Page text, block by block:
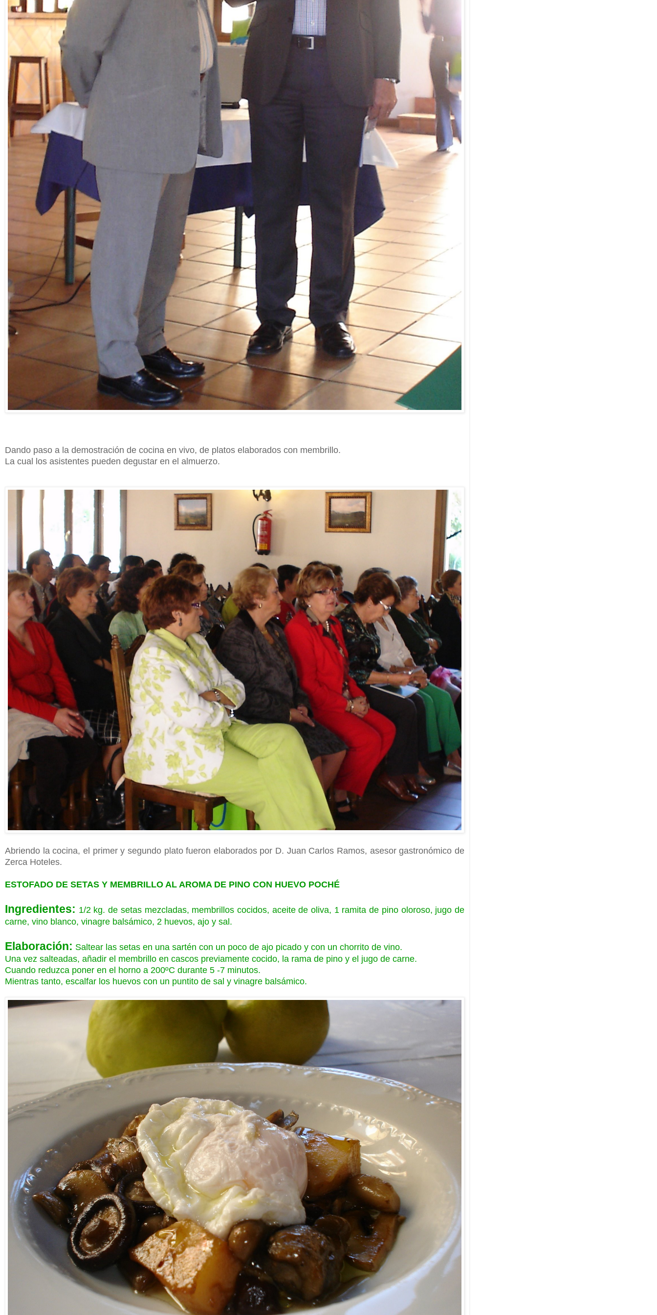
Dando paso a la demostración de cocina en vivo, de platos elaborados con membrillo.
La cual los asistentes pueden degustar en el almuerzo.
Abriendo la cocina, el primer y segundo plato fueron elaborados por D. Juan Carlos Ramos, asesor gastronómico de
Zerca Hoteles.
ESTOFADO DE SETAS Y MEMBRILLO AL AROMA DE PINO CON HUEVO POCHÉ
Ingredientes: 1/2 kg. de setas mezcladas, membrillos cocidos, aceite de oliva, 1 ramita de pino oloroso, jugo de
carne, vino blanco, vinagre balsámico, 2 huevos, ajo y sal.
Elaboración: Saltear las setas en una sartén con un poco de ajo picado y con un chorrito de vino.
Una vez salteadas, añadir el membrillo en cascos previamente cocido, la rama de pino y el jugo de carne.
Cuando reduzca poner en el horno a 200ºC durante 5 -7 minutos.
Mientras tanto, escalfar los huevos con un puntito de sal y vinagre balsámico.